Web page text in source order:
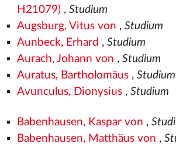
H21079), Studium
Augsburg, Vitus von , Studium
Aunbeck, Erhard , Studium
Aurach, Johann von , Studium
Auratus, Bartholomäus, Studium
Avunculus, Dionysius, Studium
Babenhausen, Kaspar von ,
Babenhausen, Matthäus von ,